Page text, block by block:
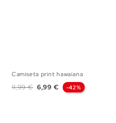
S
Camiseta print hawaiana
Precio base
11,99 € Precio
6,99 € -42%